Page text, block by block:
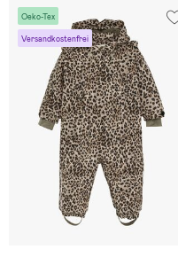
Oeko-Tex
Versandkostenfrei